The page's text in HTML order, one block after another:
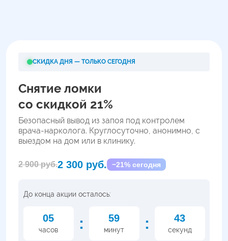
СКИДКА ДНЯ — ТОЛЬКО СЕГОДНЯ
Снятие ломки
со скидкой 21%
Безопасный вывод из запоя под контролем
врача-нарколога. Круглосуточно, анонимно, с
выездом на дом или в клинику.
2 900 руб.2 300 руб. −21% сегодня
До конца акции осталось:
05
часов : 59
минут : 42
секунд